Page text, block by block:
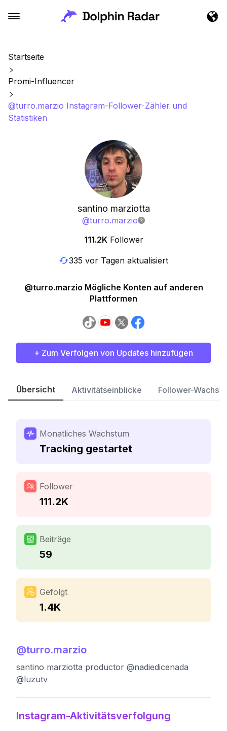
Startseite
Promi-Influencer
@turro.marzio Instagram-Follower-Zähler und
Statistiken
santino marziotta
@turro.marzio
111.2K Follower
335 vor Tagen aktualisiert
@turro.marzio Mögliche Konten auf anderen
Plattformen
+ Zum Verfolgen von Updates hinzufügen
Übersicht Aktivitätseinblicke Follower-
Monatliches Wachstum
Tracking gestartet
Follower
111.2K
Beiträge
59
Gefolgt
1.4K
@turro.marzio
santino marziotta productor @nadiedicenada
@luzutv
Instagram-Aktivitätsverfolgung